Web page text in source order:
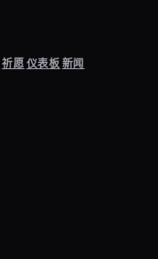
祈愿仪表板新闻